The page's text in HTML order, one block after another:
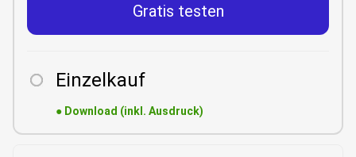
Gratis testen
Einzelkauf
● Download (inkl. Ausdruck)